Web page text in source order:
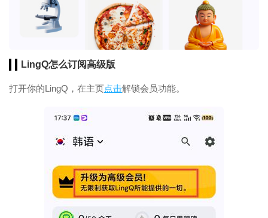
LingQ怎么订阅高级版
打开你的LingQ，在主页点击解锁会员功能。